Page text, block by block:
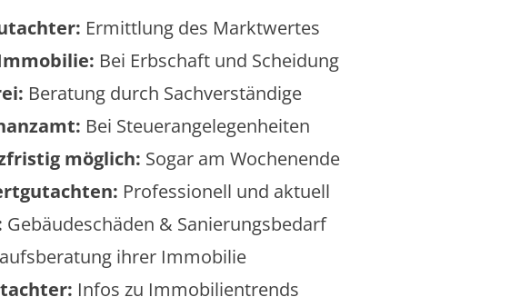
Ermittlung des Marktwertes
Bei Erbschaft und Scheidung
Beratung durch Sachverständige
Bei Steuerangelegenheiten
möglich: Sogar am Wochenende
Professionell und aktuell
Gebäudeschäden & Sanierungsbedarf
ihrer Immobilie
Infos zu Immobilientrends